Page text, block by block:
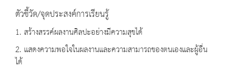
ตัวชี้วัด/จุดประสงค์การเรียนรู้
1. สร้างสรรค์ผลงานศิลปะอย่างมีความสุขได้
2. แสดงความพอใจในผลงานและความสามารถของตนเองและผู้อื่น
ได้